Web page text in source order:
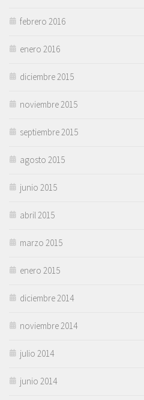
febrero 2016
enero 2016
diciembre 2015
noviembre 2015
septiembre 2015
agosto 2015
junio 2015
abril 2015
marzo 2015
enero 2015
diciembre 2014
noviembre 2014
julio 2014
junio 2014